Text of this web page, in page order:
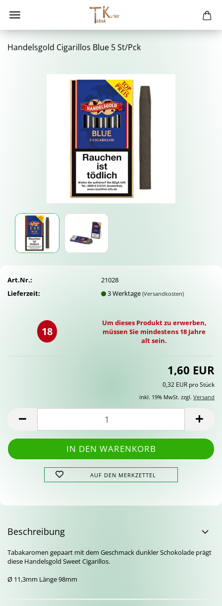
Han­dels­gold Ci­ga­ril­los Blue 5 St/Pck
Art.Nr.:
21028
Lieferzeit:
3 Werktage(Versandkosten)
18
Um dieses Produkt zu erwerben,
müssen Sie mindestens 18 Jahre
alt sein.
1,60 EUR
0,32 EUR pro Stück
inkl. 19% MwSt. zzgl. Versand
AUF DEN MERKZETTEL
Beschreibung
Tabakaromen gepaart mit dem Geschmack dunkler Schokolade prägt
diese Handelsgold Sweet Cigarillos.
Ø 11,3mm Länge 98mm